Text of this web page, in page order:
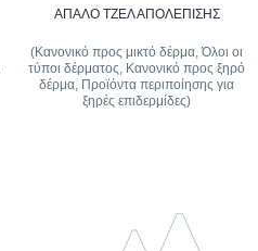
ΑΠΑΛΌ ΤΖΕΛ ΑΠΟΛΈΠΙΣΗΣ
(Κανονικό προς μικτό δέρμα, Όλοι οι
τύποι δέρματος, Κανονικό προς ξηρό
δέρμα, Προϊόντα περιποίησης για
ξηρές επιδερμίδες)